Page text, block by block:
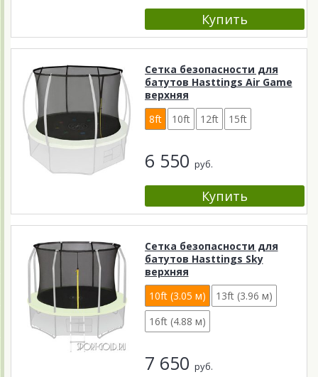
Сетка безопасности для
батутов Hasttings Air Game
верхняя
8ft
10ft 12ft 15ft
6 550 руб.
Сетка безопасности для
батутов Hasttings Sky
верхняя
10ft (3.05 м)
13ft (3.96 м)
16ft (4.88 м)
7 650 руб.